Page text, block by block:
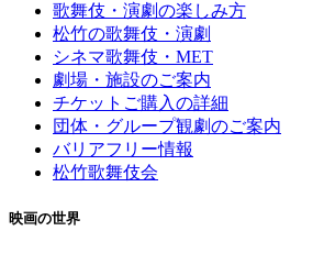
歌舞伎・演劇の楽しみ方
松竹の歌舞伎・演劇
シネマ歌舞伎・MET
劇場・施設のご案内
チケットご購入の詳細
団体・グループ観劇のご案内
バリアフリー情報
松竹歌舞伎会
映画の世界